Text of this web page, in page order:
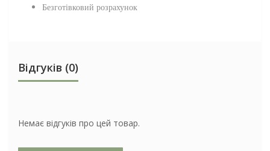
Безготівковий розрахунок
Відгуків (0)
Немає відгуків про цей товар.